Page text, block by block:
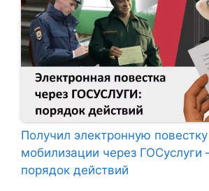
Получил электронную
мобилизации через ГОСуслуги
порядок действий